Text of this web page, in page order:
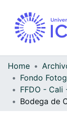
Home
FFDO - Cali